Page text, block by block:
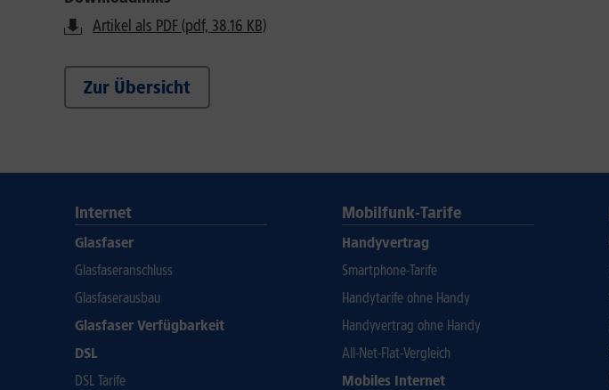
Artikel als PDF (pdf, 38.16 KB)
Zur Übersicht
Internet
Glasfaser
Glasfaseranschluss
Glasfaserausbau
Glasfaser Verfügbarkeit
DSL
DSL Tarife
Mobilfunk-Tarife
Handyvertrag
Smartphone-Tarife
Handytarife ohne Handy
Handyvertrag ohne Handy
All-Net-Flat-Vergleich
Mobiles Internet